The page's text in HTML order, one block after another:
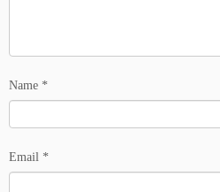
Name *
Email *